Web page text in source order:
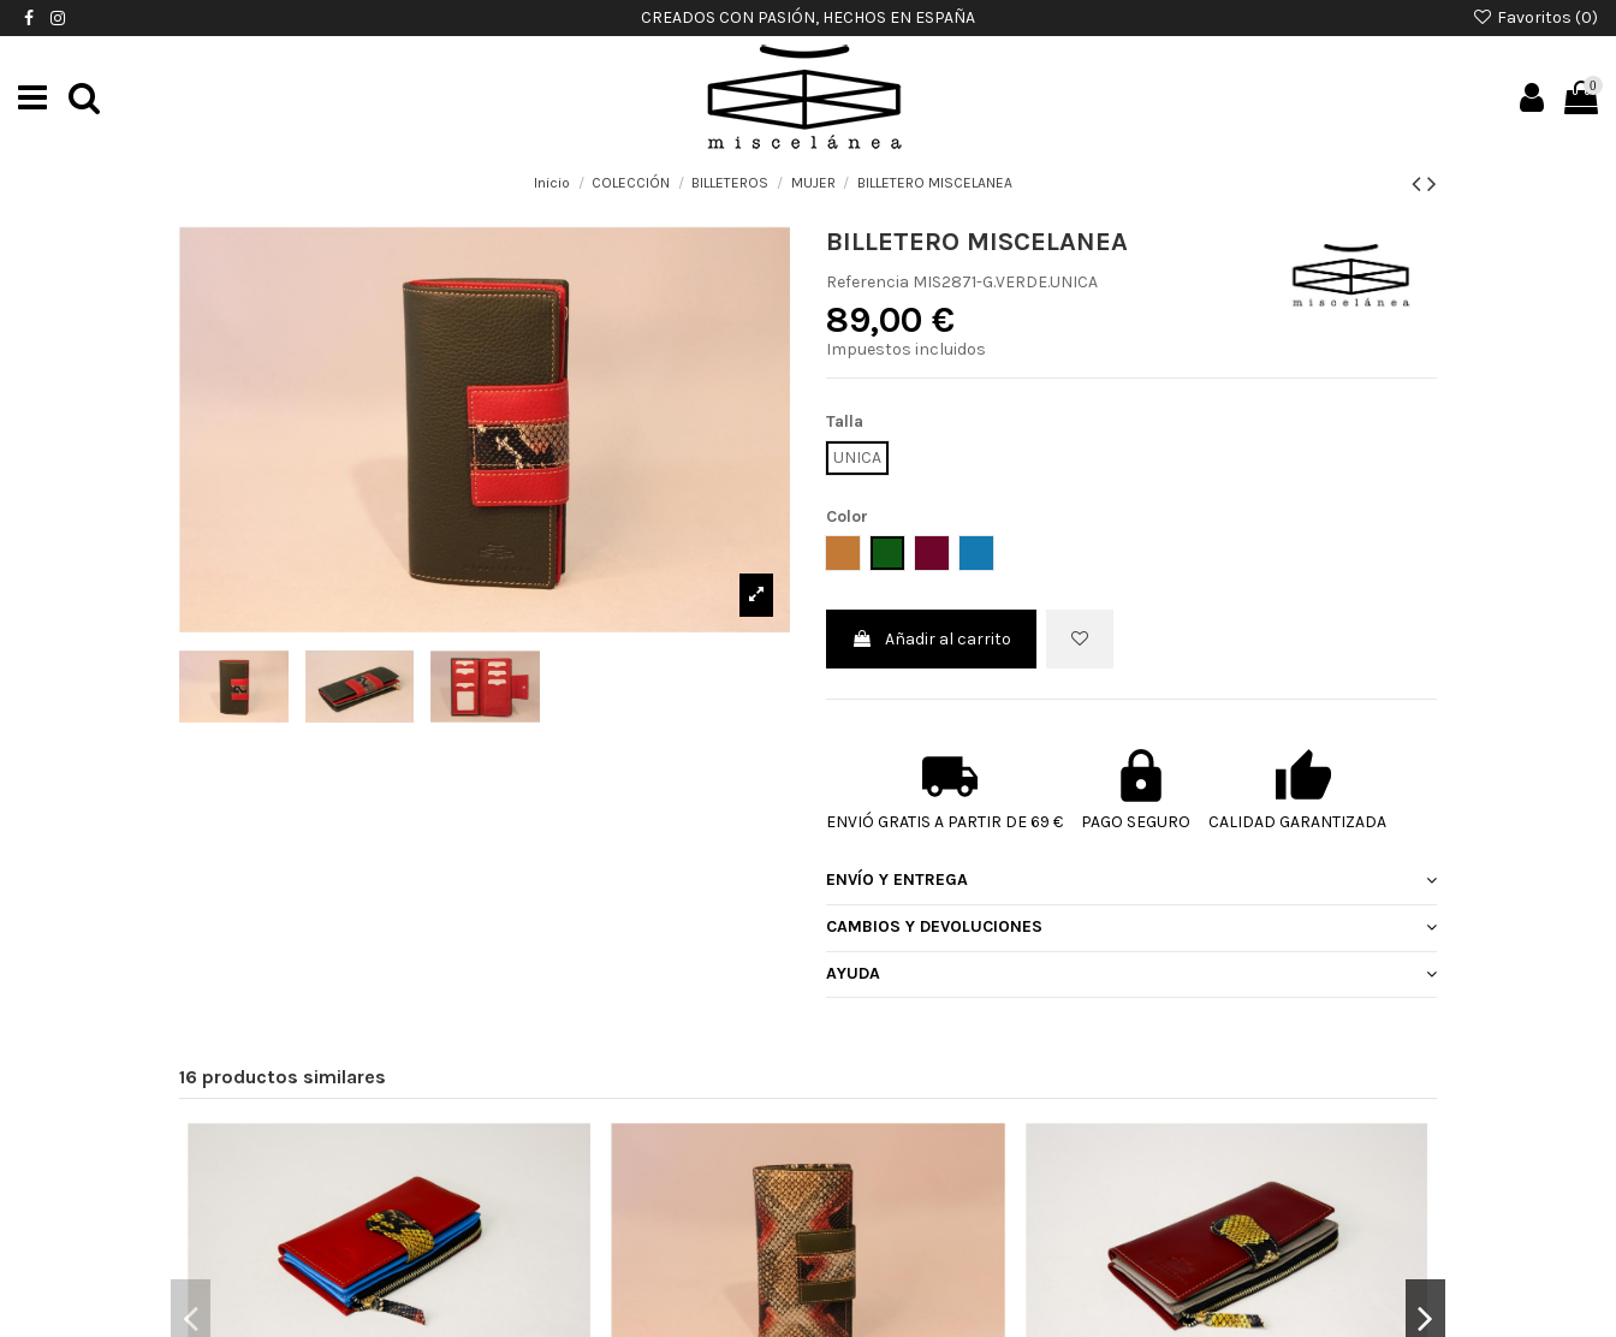
CREADOS CON PASIÓN, HECHOS EN ESPAÑA Favoritos (0)
0
Inicio COLECCIÓN BILLETEROS MUJER BILLETERO MISCELANEA
BILLETERO MISCELANEA
Referencia MIS2871-G.VERDE.UNICA
89,00 €
Impuestos incluidos
Talla
UNICA
Color
Añadir al carrito
ENVIÓ GRATIS A PARTIR DE 69 € PAGO SEGURO CALIDAD GARANTIZADA
ENVÍO Y ENTREGA
CAMBIOS Y DEVOLUCIONES
AYUDA
16 productos similares